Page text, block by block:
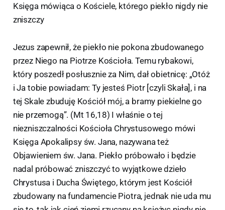
Księga mówiąca o Kościele, którego piekło nigdy nie
zniszczy
Jezus zapewnił, że piekło nie pokona zbudowanego
przez Niego na Piotrze Kościoła. Temu rybakowi,
który poszedł posłusznie za Nim, dał obietnicę: „Otóż
i Ja tobie powiadam: Ty jesteś Piotr [czyli Skała], i na
tej Skale zbuduję Kościół mój, a bramy piekielne go
nie przemogą”. (Mt 16,18) I właśnie o tej
niezniszczalności Kościoła Chrystusowego mówi
Księga Apokalipsy św. Jana, nazywana też
Objawieniem św. Jana. Piekło próbowało i będzie
nadal próbować zniszczyć to wyjątkowe dzieło
Chrystusa i Ducha Świętego, którym jest Kościół
zbudowany na fundamencie Piotra, jednak nie uda mu